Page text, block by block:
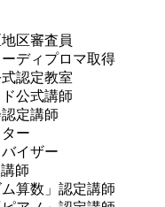
区審査員
ディプロマ取得
認定教室
公式講師
定講師
ー
イザー
師
算数」認定講師